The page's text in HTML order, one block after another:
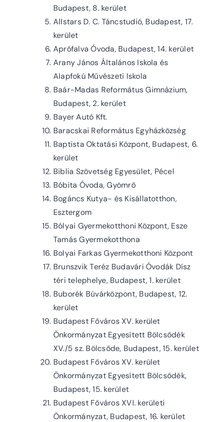
Budapest, 8. kerület
Allstars D. C. Táncstudió, Budapest, 17.
kerület
Aprófalva Óvoda, Budapest, 14. kerület
Arany János Általános Iskola és
Alapfokú Művészeti Iskola
Baár-Madas Református Gimnázium,
Budapest, 2. kerület
Bayer Autó Kft.
Baracskai Református Egyházközség
Baptista Oktatási Központ, Budapest, 6.
kerület
Biblia Szövetség Egyesület, Pécel
Bóbita Óvoda, Gyömrő
Bogáncs Kutya- és Kisállatotthon,
Esztergom
Bólyai Gyermekotthoni Központ, Esze
Tamás Gyermekotthona
Bolyai Farkas Gyermekotthoni Központ
Brunszvik Teréz Budavári Óvodák Dísz
téri telephelye, Budapest, 1. kerület
Buborék Búvárközpont, Budapest, 12.
kerület
Budapest Főváros XV. kerület
Önkormányzat Egyesített Bölcsődék
XV./5 sz. Bölcsőde, Budapest, 15. kerület
Budapest Főváros XV. kerület
Önkormányzat Egyesített Bölcsődék,
Budapest, 15. kerület
Budapest Főváros XVI. kerületi
Önkormányzat, Budapest, 16. kerület